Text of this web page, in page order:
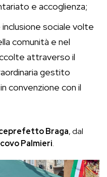
e accoglienza;
sociale volte
comunità e nel
attraverso il
gestito
convenzione con il
Braga, dal
Palmieri.